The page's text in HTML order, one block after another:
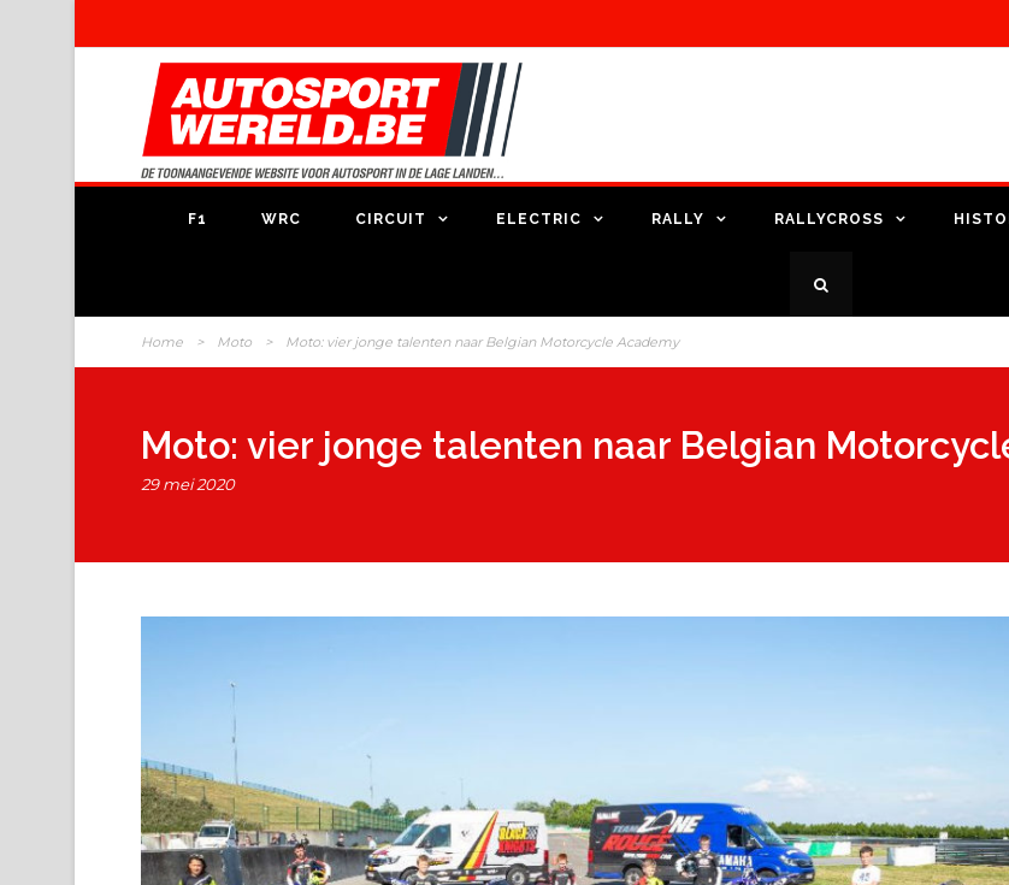
F1 WRC CIRCUIT ELECTRIC RALLY RALLYCROSS
Home > Moto > Moto: vier jonge talenten naar Belgian Motorcycle Academy
Moto: vier jonge talenten naar Belgian
29 mei 2020